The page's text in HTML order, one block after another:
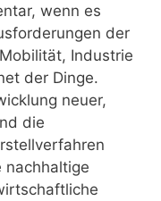
wenn es
der
Industrie
der Dinge.
neuer,
die
nachhaltige